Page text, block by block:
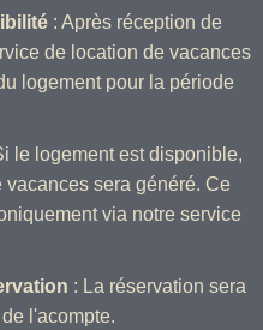
: Après réception de
de location de vacances
logement pour la période
le logement est disponible,
sera généré. Ce
via notre service
: La réservation sera
l'acompte.